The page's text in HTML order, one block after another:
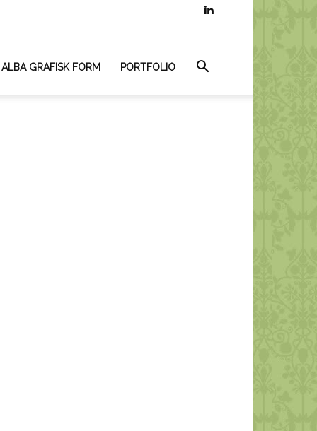
GRAFISK FORM PORTFOLIO